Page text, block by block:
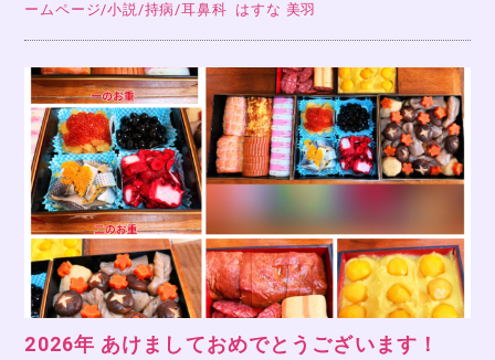
ームページ/小説/持病/耳鼻科 はすな 美羽
2026年 あけましておめでとうございます！